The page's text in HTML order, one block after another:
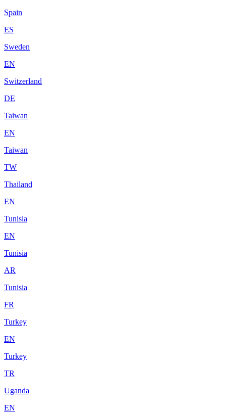
Spain
ES
Sweden
EN
Switzerland
DE
Taiwan
EN
Taiwan
TW
Thailand
EN
Tunisia
EN
Tunisia
AR
Tunisia
FR
Turkey
EN
Turkey
TR
Uganda
EN